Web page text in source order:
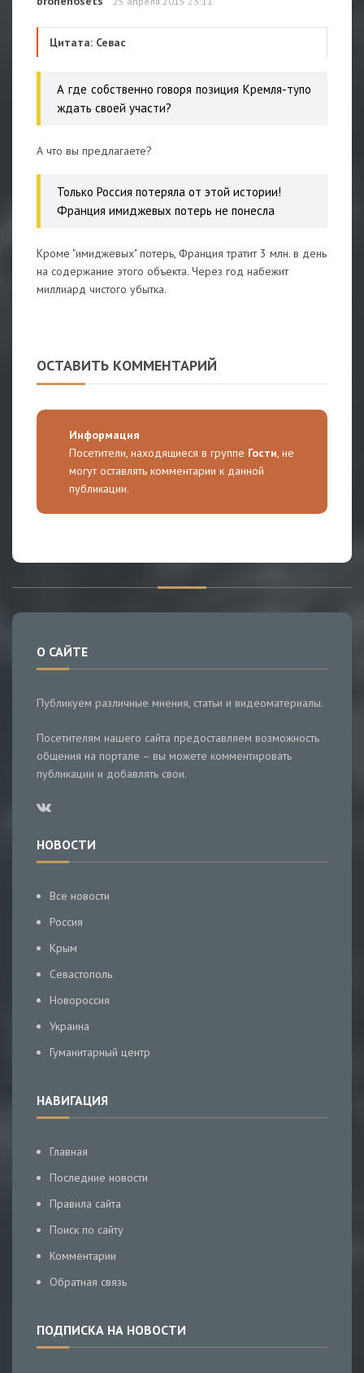
Цитата: Севас
А где собственно говоря позиция Кремля-тупо
ждать своей участи?
А что вы предлагаете?
Только Россия потеряла от этой истории!
Франция имиджевых потерь не понесла
Кроме "имиджевых" потерь, Франция тратит 3 млн. в день
на содержание этого объекта. Через год набежит
миллиард чистого убытка.
ОСТАВИТЬ КОММЕНТАРИЙ
Информация
Посетители, находящиеся в группе Гости, не
могут оставлять комментарии к данной
публикации.
О САЙТЕ
Публикуем различные мнения, статьи и видеоматериалы.
Посетителям нашего сайта предоставляем возможность
общения на портале – вы можете комментировать
публикации и добавлять свои.
НОВОСТИ
Все новости
Россия
Крым
Севастополь
Новороссия
Украина
Гуманитарный центр
НАВИГАЦИЯ
Главная
Последние новости
Правила сайта
Поиск по сайту
Комментарии
Обратная связь
ПОДПИСКА НА НОВОСТИ